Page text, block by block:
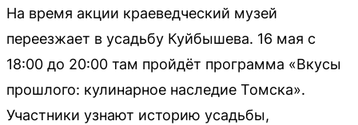
На время акции краеведческий музей
переезжает в усадьбу Куйбышева. 16 мая с
18:00 до 20:00 там пройдёт программа «Вкусы
прошлого: кулинарное наследие Томска».
Участники узнают историю усадьбы,